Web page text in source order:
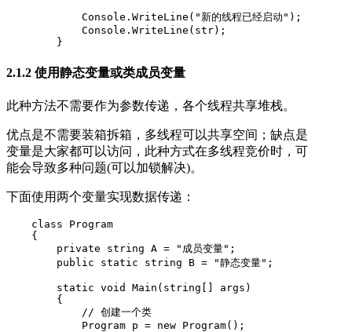
            Console.WriteLine("新的线程已经启动");
            Console.WriteLine(str);
        }
2.1.2 使用静态变量或类成员变量
此种方法不需要作为参数传递，各个线程共享堆栈。
优点是不需要装箱拆箱，多线程可以共享空间；缺点是
变量是大家都可以访问，此种方式在多线程竞价时，可
能会导致多种问题(可以加锁解决)。
下面使用两个变量实现数据传递：
    class Program
    {
        private string A = "成员变量";
        public static string B = "静态变量";
        static void Main(string[] args)
        {
            // 创建一个类
            Program p = new Program();